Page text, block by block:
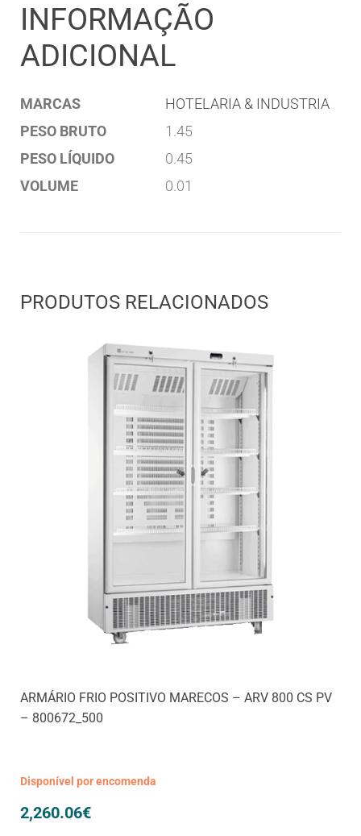
INFORMAÇÃO
ADICIONAL
MARCAS
HOTELARIA & INDUSTRIA
PESO BRUTO
1.45
PESO LÍQUIDO
0.45
VOLUME
0.01
PRODUTOS RELACIONADOS
ARMÁRIO FRIO POSITIVO MARECOS – ARV 800 CS PV
– 800672_500
Disponível por encomenda
2,260.06€